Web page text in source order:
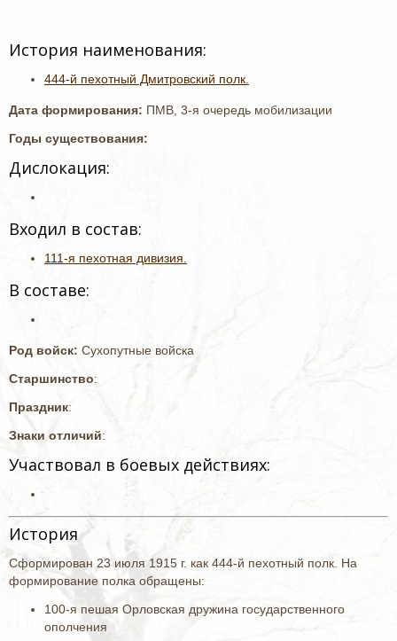
История наименования:
444-й пехотный Дмитровский полк.
Дата формирования: ПМВ, 3-я очередь мобилизации
Годы существования:
Дислокация:
Входил в состав:
111-я пехотная дивизия.
В составе:
Род войск: Сухопутные войска
Старшинство:
Праздник:
Знаки отличий:
Участвовал в боевых действиях:
История
Сформирован 23 июля 1915 г. как 444-й пехотный полк. На
формирование полка обращены:
100-я пешая Орловская дружина государственного
ополчения